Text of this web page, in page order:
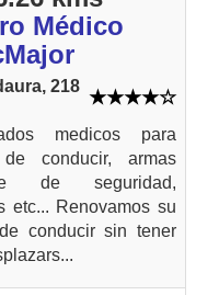
Médico
218
medicos para
conducir, armas
de seguridad,
etc... Renovamos su
conducir sin tener